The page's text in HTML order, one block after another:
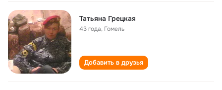
Татьяна Грецкая
43 года, Гомель
Добавить в друзья